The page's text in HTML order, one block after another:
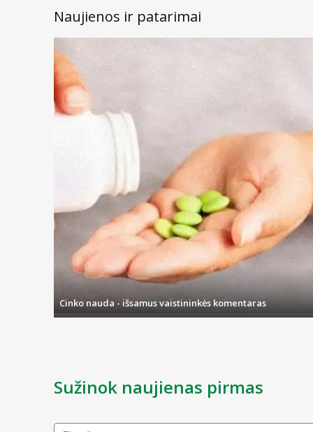
Naujienos ir patarimai
Cinko nauda - išsamus vaistininkės komentaras
Sužinok naujienas pirmas